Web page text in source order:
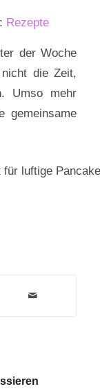
Rezepte
der Woche
die Zeit,
Umso mehr
gemeinsame